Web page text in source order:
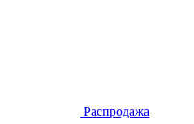
Распродажа